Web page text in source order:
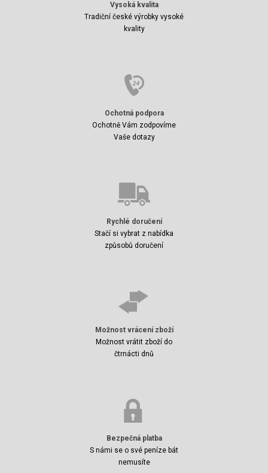
Vysoká kvalita
Tradiční české výrobky vysoké
kvality
Ochotná podpora
Ochotně Vám zodpovíme
Vaše dotazy
Rychlé doručení
Stačí si vybrat z nabídka
způsobů doručení
Možnost vrácení zboží
Možnost vrátit zboží do
čtrnácti dnů
Bezpečná platba
S námi se o své peníze bát
nemusíte